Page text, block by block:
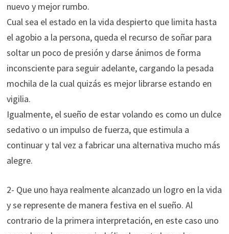
nuevo y mejor rumbo.
Cual sea el estado en la vida despierto que limita hasta
el agobio a la persona, queda el recurso de soñar para
soltar un poco de presión y darse ánimos de forma
inconsciente para seguir adelante, cargando la pesada
mochila de la cual quizás es mejor librarse estando en
vigilia.
Igualmente, el sueño de estar volando es como un dulce
sedativo o un impulso de fuerza, que estimula a
continuar y tal vez a fabricar una alternativa mucho más
alegre.
2- Que uno haya realmente alcanzado un logro en la vida
y se represente de manera festiva en el sueño. Al
contrario de la primera interpretación, en este caso uno